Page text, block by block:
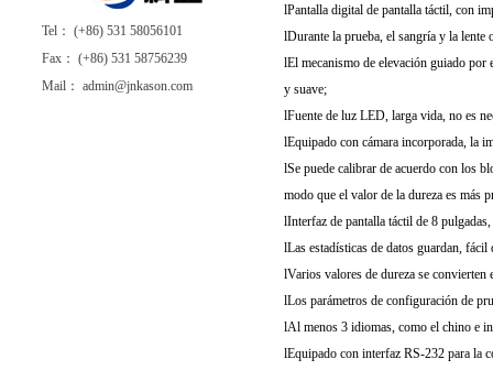
Tel： (+86) 531 58056101
Fax： (+86) 531 58756239
Mail： admin@jnkason.com
lPantalla digital de pantalla táctil, con
lDurante la prueba, el sangría y la lente
lEl mecanismo de elevación guiado
y suave;
lFuente de luz LED, larga vida, no es
lEquipado con cámara incorporada, la
lSe puede calibrar de acuerdo con los
modo que el valor de la dureza es más
lInterfaz de pantalla táctil de 8
lLas estadísticas de datos guardan,
lVarios valores de dureza se convierten
lLos parámetros de configuración de
lAl menos 3 idiomas, como el chino e
lEquipado con interfaz RS-232 para la